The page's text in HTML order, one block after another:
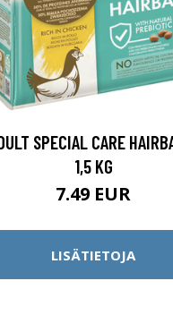
SPECIAL CARE
1,5 KG
7.49 EUR
LISÄTIETOJA